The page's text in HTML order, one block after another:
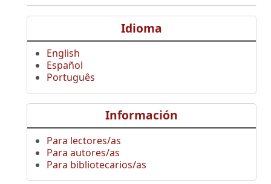
Idioma
English
Español
Português
Información
Para lectores/as
Para autores/as
Para bibliotecarios/as